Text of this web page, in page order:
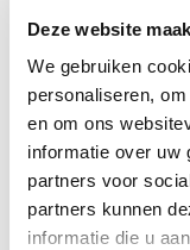
Deze website
We gebruiken
personaliseren,
en om ons
informatie over uw
partners voor
partners kunnen
informatie die u
Dankzij de
wat wils. Zo zijn er